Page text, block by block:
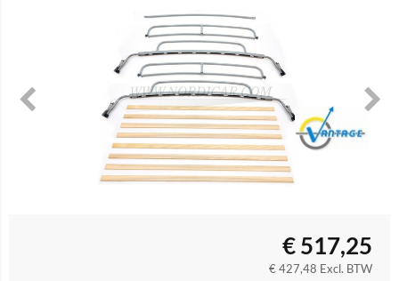
Brand
€517,25
€427,48 Excl. BTW